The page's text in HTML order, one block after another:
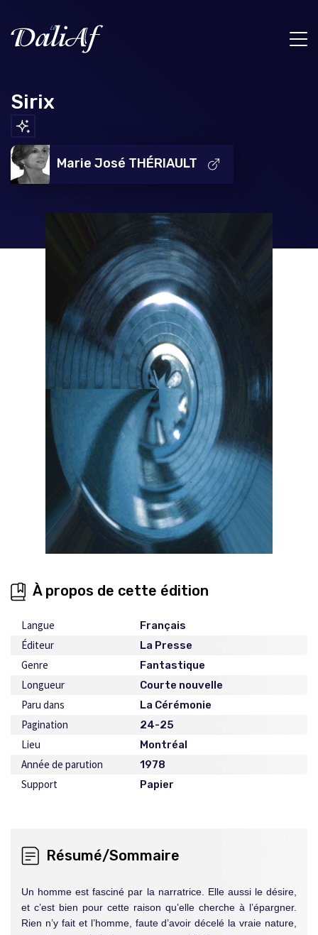
Sirix
Marie José THÉRIAULT
À propos de cette édition
Langue Français
Éditeur La Presse
Genre Fantastique
Longueur Courte nouvelle
Paru dans La Cérémonie
Pagination 24-25
Lieu Montréal
Année de parution 1978
Support Papier
Résumé/Sommaire
Un homme est fasciné par la narratrice. Elle aussi le désire,
et c’est bien pour cette raison qu’elle cherche à l’épargner.
Rien n’y fait et l’homme, faute d’avoir décelé la vraie nature,